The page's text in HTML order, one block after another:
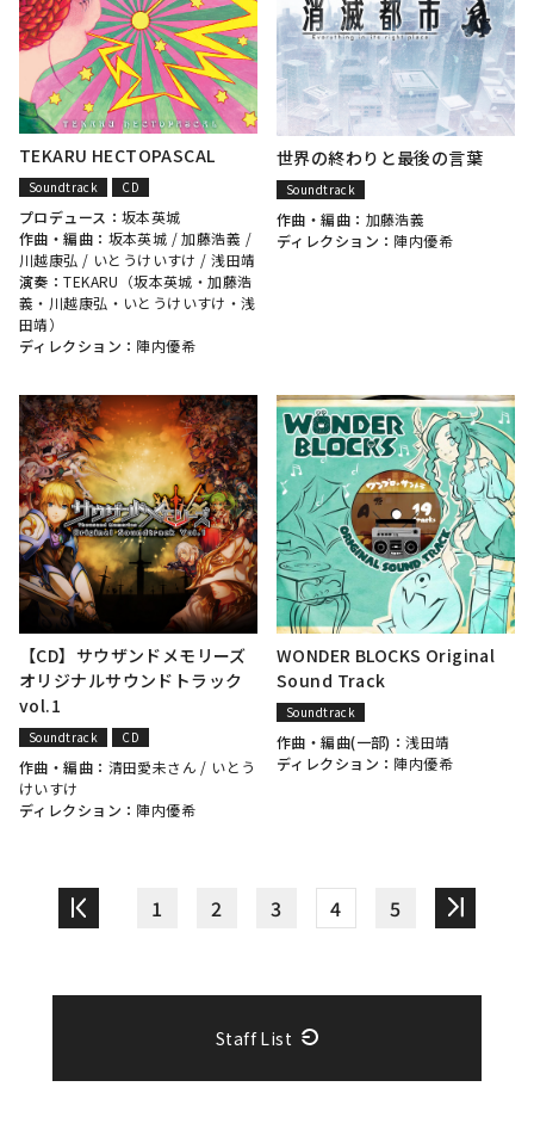
TEKARU HECTOPASCAL
Soundtrack CD
プロデュース： 坂本英城
作曲・編曲： 坂本英城 /加藤浩義 /
川越康弘 / いとうけいすけ /浅田靖
演奏：TEKARU（坂本英城 ・加藤浩
義 ・ 川越康弘 ・ いとうけいすけ ・浅
田靖）
ディレクション： 陣内優希
世界の終わりと最後の言葉
Soundtrack
作曲・編曲： 加藤浩義
ディレクション： 陣内優希
【CD】サウザンドメモリーズ
オリジナルサウンドトラック
vol.1
Soundtrack CD
作曲・編曲： 清田愛未さん / いとう
けいすけ
ディレクション： 陣内優希
WONDER BLOCKS Original
Sound Track
Soundtrack
作曲・編曲(一部)：浅田靖
ディレクション： 陣内優希
1 2 3 4 5
Staff List